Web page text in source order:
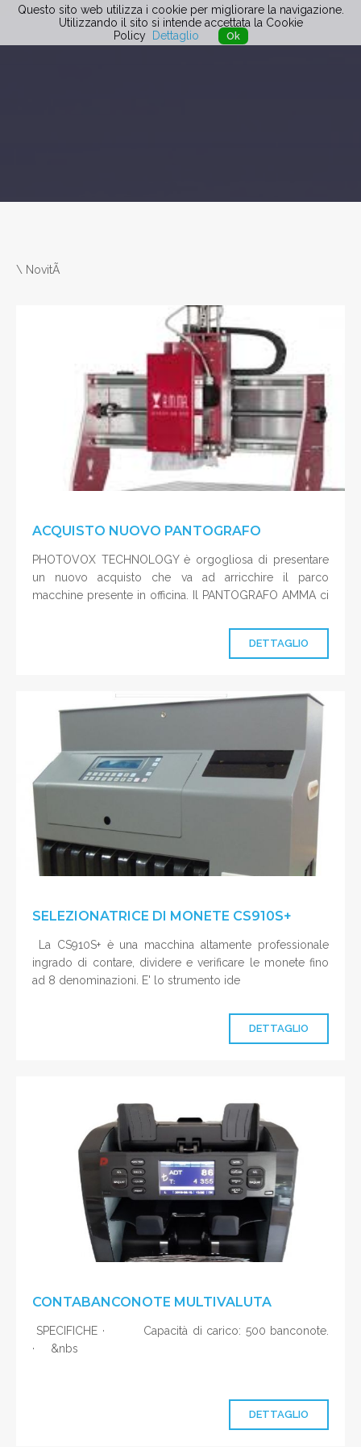
\ NovitÃ
ACQUISTO NUOVO PANTOGRAFO
PHOTOVOX TECHNOLOGY è orgogliosa di presentare
un nuovo acquisto che va ad arricchire il parco
macchine presente in officina. Il PANTOGRAFO AMMA ci
DETTAGLIO
SELEZIONATRICE DI MONETE CS910S+
La CS910S+ è una macchina altamente professionale
ingrado di contare, dividere e verificare le monete fino
ad 8 denominazioni. E' lo strumento ide
DETTAGLIO
CONTABANCONOTE MULTIVALUTA
SPECIFICHE · Capacità di carico: 500 banconote.
· &nbs
DETTAGLIO
Questo sito web utilizza i cookie per migliorare la navigazione.
Utilizzando il sito si intende accettata la Cookie
Policy
Dettaglio Ok